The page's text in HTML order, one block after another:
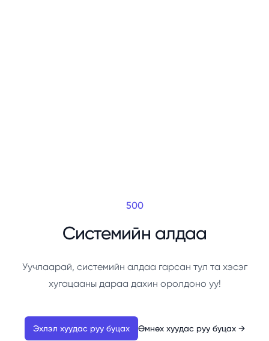
500
Системийн алдаа
Уучлаарай, системийн алдаа гарсан тул та хэсэг
хугацааны дараа дахин оролдоно уу!
Эхлэл хуудас руу буцах Өмнөх хуудас руу буцах →